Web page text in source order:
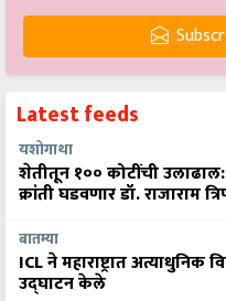
Latest feeds
यशोगाथा
शेतीतून १०० कोटींची
क्रांती घडवणार डॉ. राजाराम
बातम्या
ICL ने महाराष्ट्रात अत्याधुनिक
उद्घाटन केले